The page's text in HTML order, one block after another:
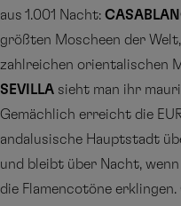
aus 1.001 Nacht:
größten Moscheen der
zahlreichen orientalischen
SEVILLA sieht man ihr
Gemächlich erreicht die
andalusische Hauptstadt
und bleibt über Nacht, wenn
die Flamencotöne erklingen.